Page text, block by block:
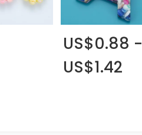
US$0.88 -
US$1.42